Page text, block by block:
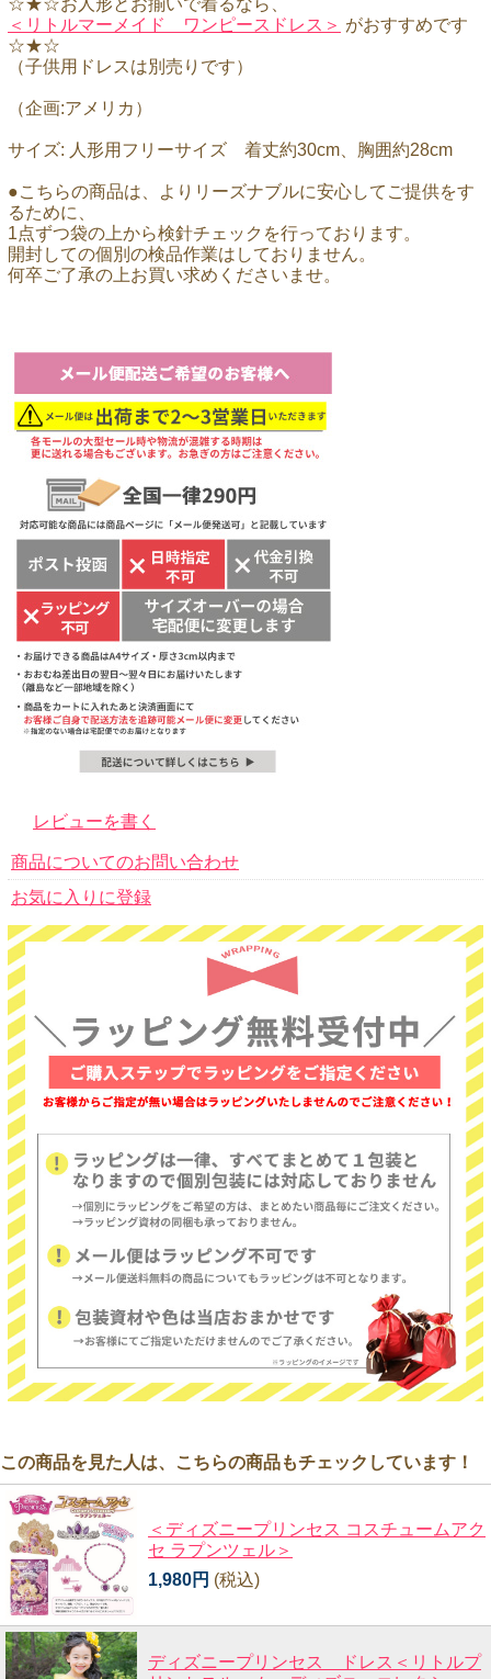
☆★☆お人形とお揃いで着るなら、
＜リトルマーメイド ワンピースドレス＞ がおすすめです
☆★☆
（子供用ドレスは別売りです）
（企画:アメリカ）
サイズ: 人形用フリーサイズ 着丈約30cm、胸囲約28cm
●こちらの商品は、よりリーズナブルに安心してご提供をす
るために、
1点ずつ袋の上から検針チェックを行っております。
開封しての個別の検品作業はしておりません。
何卒ご了承の上お買い求めくださいませ。
レビューを書く
商品についてのお問い合わせ
お気に入りに登録
この商品を見た人は、こちらの商品もチェックしています！
＜ディズニープリンセス コスチュームアク
セ ラプンツェル＞
1,980円 (税込)
ディズニープリンセス ドレス＜リトルプ